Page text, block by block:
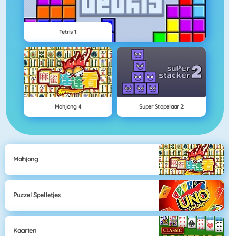
Tetris 1
Mahjong 4 Super Stapelaar 2
Mahjong
Puzzel Spelletjes
Kaarten